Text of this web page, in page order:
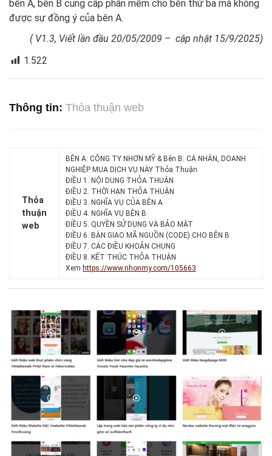
bên A, bên B cung cấp phần mềm cho bên thứ ba mà không
được sự đồng ý của bên A.
( V1.3, Viết lần đầu 20/05/2009 – cập nhật 15/9/2025)
1.522
Thông tin: Thỏa thuận web
Thỏa
thuận
web
BÊN A: CÔNG TY NHƠN MỸ & Bên B: CÁ NHÂN, DOANH
NGHIỆP MUA DỊCH VỤ NÀY Thỏa Thuận
ĐIỀU 1. NỘI DUNG THỎA THUẬN
ĐIỀU 2. THỜI HẠN THỎA THUẬN
ĐIỀU 3. NGHĨA VỤ CỦA BÊN A
ĐIỀU 4. NGHĨA VỤ BÊN B
ĐIỀU 5. QUYỀN SỬ DỤNG VÀ BẢO MẬT
ĐIỀU 6. BÀN GIAO MÃ NGUỒN (CODE) CHO BÊN B
ĐIỀU 7. CÁC ĐIỀU KHOẢN CHUNG
ĐIỀU 8. KẾT THÚC THỎA THUẬN
Xem https://www.nhonmy.com/105663